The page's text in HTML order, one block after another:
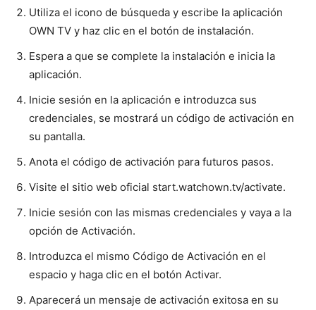
Utiliza el icono de búsqueda y escribe la aplicación
OWN TV y haz clic en el botón de instalación.
Espera a que se complete la instalación e inicia la
aplicación.
Inicie sesión en la aplicación e introduzca sus
credenciales, se mostrará un código de activación en
su pantalla.
Anota el código de activación para futuros pasos.
Visite el sitio web oficial start.watchown.tv/activate.
Inicie sesión con las mismas credenciales y vaya a la
opción de Activación.
Introduzca el mismo Código de Activación en el
espacio y haga clic en el botón Activar.
Aparecerá un mensaje de activación exitosa en su